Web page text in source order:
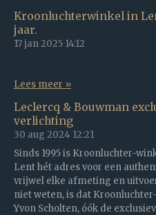
Kroonluchterwinkel in
jaar.
17 jan 2025 14:12
Lees meer »
Leclercq & Bouwman
verlichting
30 aug 2024 12:21
Sinds 1995 is Kroonluchter-
Lent hét adres voor een
vrijwel elke afmeting en
niet weten, is dat
Yvon Scholten, óók de